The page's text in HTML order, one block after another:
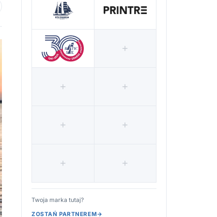
ulubionych
Twoja marka tutaj?
ZOSTAŃ PARTNEREM→